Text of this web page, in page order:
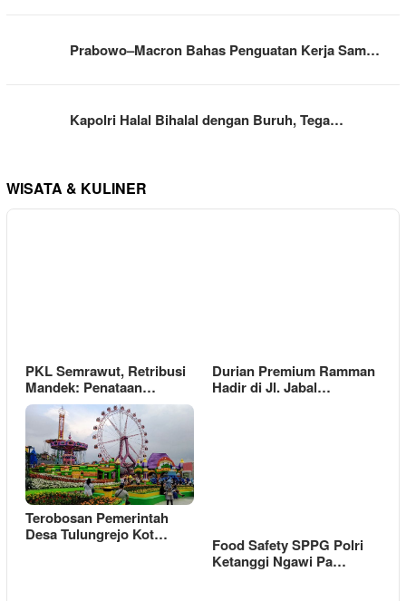
Prabowo–Macron Bahas Penguatan Kerja Sam…
Kapolri Halal Bihalal dengan Buruh, Tega…
WISATA & KULINER
PKL Semrawut, Retribusi
Mandek: Penataan…
Durian Premium Ramman
Hadir di Jl. Jabal…
Terobosan Pemerintah
Desa Tulungrejo Kot…
Food Safety SPPG Polri
Ketanggi Ngawi Pa…